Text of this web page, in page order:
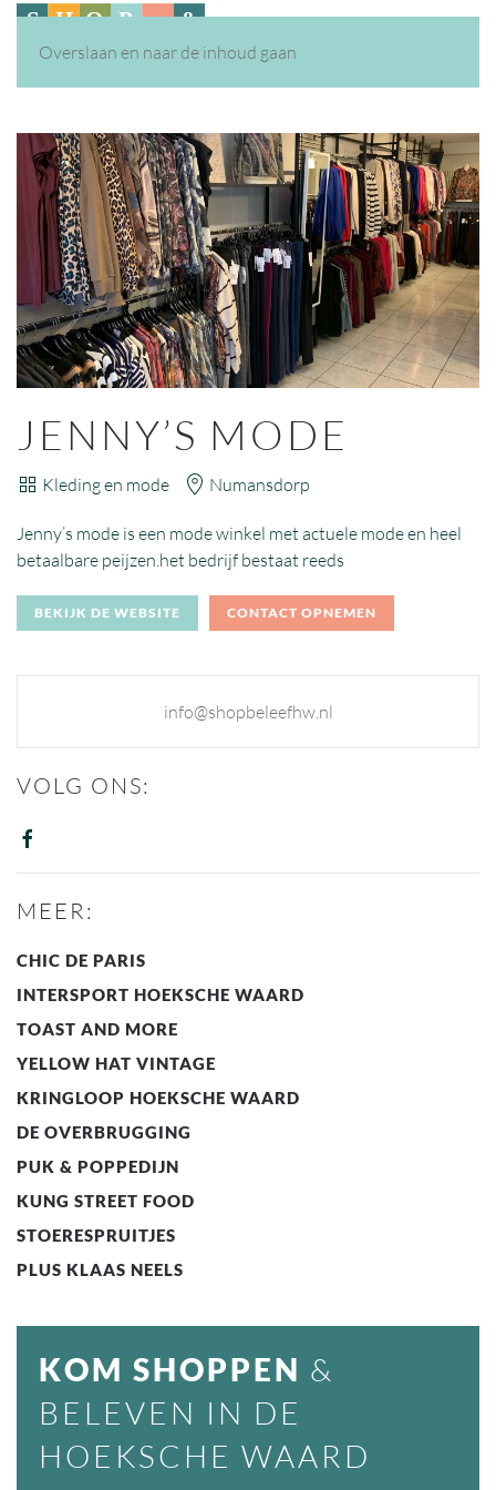
Overslaan en naar de inhoud gaan
JENNY’S MODE
Kleding en mode Numansdorp
Jenny’s mode is een mode winkel met actuele mode en heel
betaalbare peijzen.het bedrijf bestaat reeds
BEKIJK DE WEBSITE CONTACT OPNEMEN
info@shopbeleefhw.nl
VOLG ONS:
MEER:
CHIC DE PARIS
INTERSPORT HOEKSCHE WAARD
TOAST AND MORE
YELLOW HAT VINTAGE
KRINGLOOP HOEKSCHE WAARD
DE OVERBRUGGING
PUK & POPPEDIJN
KUNG STREET FOOD
STOERESPRUITJES
PLUS KLAAS NEELS
KOM SHOPPEN &
BELEVEN IN DE
HOEKSCHE WAARD